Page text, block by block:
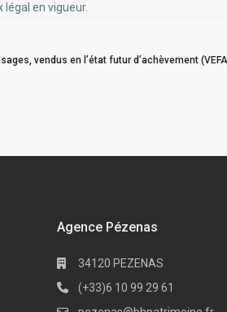
en vigueur.
vendus en l’état futur d’achèvement
Agence Pézenas
34120 PEZENAS
(+33)6 10 99 29 61